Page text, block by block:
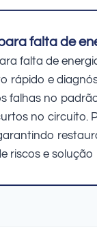
falta de
falta de
rápido e
falhas no
no circuito.
riscos e solução